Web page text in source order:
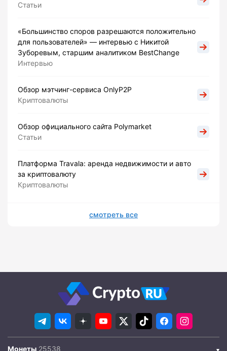
Статьи
«Большинство споров разрешаются положительно
для пользователей» — интервью с Никитой
Зуборевым, старшим аналитиком BestChange
Интервью
Обзор мэтчинг-сервиса OnlyP2P
Криптовалюты
Обзор официального сайта Polymarket
Статьи
Платформа Travala: аренда недвижимости и авто
за криптовалюту
Криптовалюты
смотреть все
Монеты